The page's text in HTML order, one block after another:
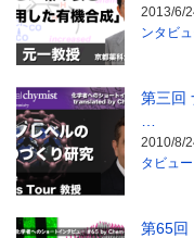
2013/6/
ンタビ
第三回
2010/8/
タビュー
第65回